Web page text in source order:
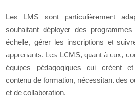
Les LMS sont particulièrement
souhaitant déployer des
échelle, gérer les inscriptions et
apprenants. Les LCMS, quant à eux,
équipes pédagogiques qui créent
contenu de formation, nécessitant des
et de collaboration.